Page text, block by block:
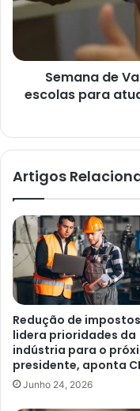
mil
atualizar
cadernetas
jovens
Semana de
escolas para
Artigos
Redução de impostos
lidera prioridades da
indústria para o
presidente, aponta
Junho 24, 2026